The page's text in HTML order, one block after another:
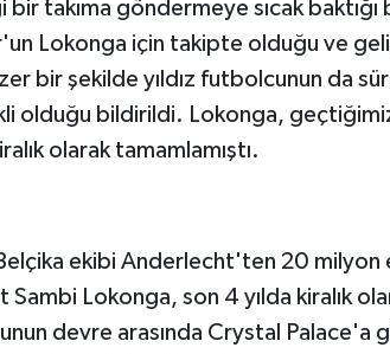
bir takıma göndermeye sıcak
Lokonga için takipte olduğu ve
bir şekilde yıldız futbolcunun da
olduğu bildirildi. Lokonga,
olarak tamamlamıştı.
ekibi Anderlecht'ten 20 milyon
Sambi Lokonga, son 4 yılda kiralık
devre arasında Crystal Palace'a